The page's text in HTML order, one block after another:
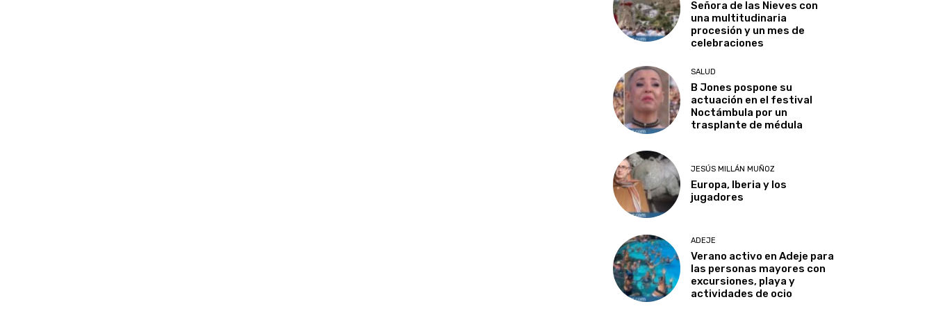
Señora de las Nieves con
una multitudinaria
procesión y un mes de
celebraciones
SALUD
B Jones pospone su
actuación en el festival
Noctámbula por un
trasplante de médula
JESÚS MILLÁN MUÑOZ
Europa, Iberia y los
jugadores
ADEJE
Verano activo en Adeje para
las personas mayores con
excursiones, playa y
actividades de ocio